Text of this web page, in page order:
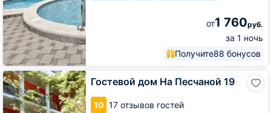
от1 760руб.
за 1 ночь
Получите88 бонусов
Гостевой дом На Песчаной 19
10 17 отзывов гостей
Гостевой
дом
На
Песчаной